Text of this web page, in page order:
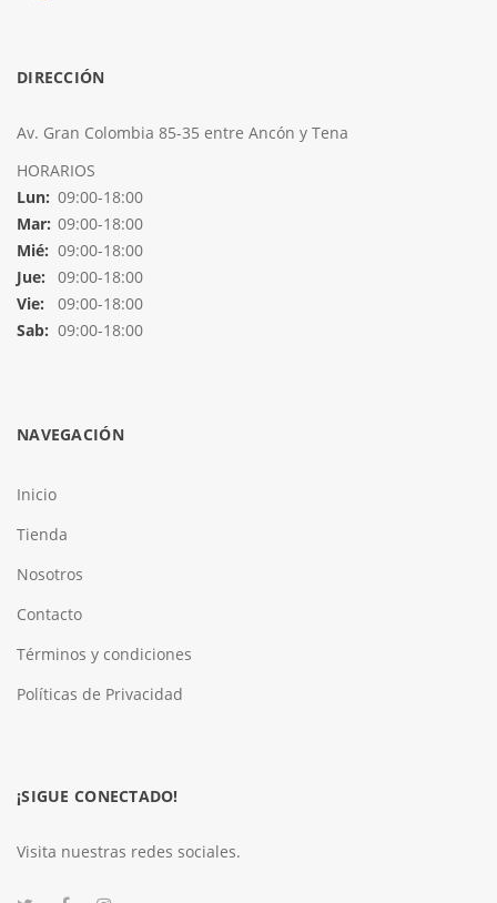
DIRECCIÓN
Av. Gran Colombia 85-35 entre Ancón y Tena
HORARIOS
Lun: 09:00-18:00
Mar: 09:00-18:00
Mié: 09:00-18:00
Jue:
09:00-18:00
Vie:
09:00-18:00
Sab: 09:00-18:00
NAVEGACIÓN
Inicio
Tienda
Nosotros
Contacto
Términos y condiciones
Políticas de Privacidad
¡SIGUE CONECTADO!
Visita nuestras redes sociales.